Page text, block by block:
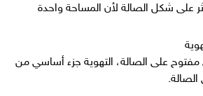
على شكل الصالة لأن المساحة واحدة
على الصالة، التهوية جزء أساسي من